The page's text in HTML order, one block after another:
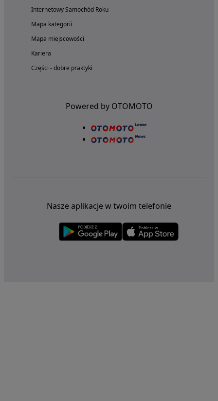
Internetowy Samochód Roku
Mapa kategorii
Mapa miejscowości
Kariera
Części - dobre praktyki
Powered by OTOMOTO
Nasze aplikacje w twoim telefonie